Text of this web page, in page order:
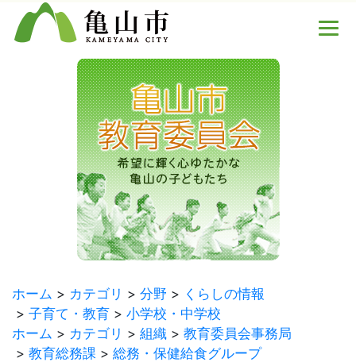
ホーム カテゴリ 分野
くらしの情報
子育て・教育
小学校・中学校
ホーム
カテゴリ 組織
教育委員会事務局
教育総務課
総務・保健給食グループ